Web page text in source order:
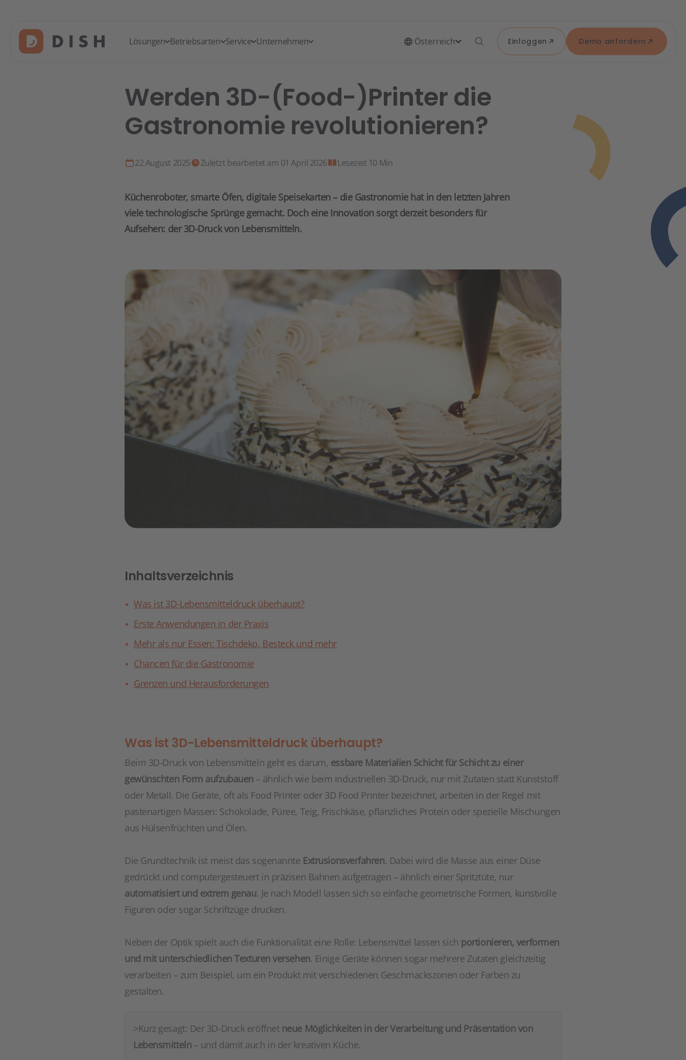
Lösungen Betriebsarten Service Unternehmen Österreich Demo anfordern
Einloggen
Werden 3D-(Food-)Printer die
Gastronomie revolutionieren?
22 August 2025 Zuletzt bearbeitet am 01 April 2026 Lesezeit 10 Min
Küchenroboter, smarte Öfen, digitale Speisekarten – die Gastronomie hat in den letzten Jahren
viele technologische Sprünge gemacht. Doch eine Innovation sorgt derzeit besonders für
Aufsehen: der 3D-Druck von Lebensmitteln.
Inhaltsverzeichnis
Was ist 3D-Lebensmitteldruck überhaupt?
Erste Anwendungen in der Praxis
Mehr als nur Essen: Tischdeko, Besteck und mehr
Chancen für die Gastronomie
Grenzen und Herausforderungen
Was ist 3D-Lebensmitteldruck überhaupt?
Beim 3D-Druck von Lebensmitteln geht es darum, essbare Materialien Schicht für Schicht zu einer
gewünschten Form aufzubauen – ähnlich wie beim industriellen 3D-Druck, nur mit Zutaten statt Kunststoff
oder Metall. Die Geräte, oft als Food Printer oder 3D Food Printer bezeichnet, arbeiten in der Regel mit
pastenartigen Massen: Schokolade, Püree, Teig, Frischkäse, pflanzliches Protein oder spezielle Mischungen
aus Hülsenfrüchten und Ölen.
Die Grundtechnik ist meist das sogenannte Extrusionsverfahren. Dabei wird die Masse aus einer Düse
gedrückt und computergesteuert in präzisen Bahnen aufgetragen – ähnlich einer Spritztüte, nur
automatisiert und extrem genau. Je nach Modell lassen sich so einfache geometrische Formen, kunstvolle
Figuren oder sogar Schriftzüge drucken.
Neben der Optik spielt auch die Funktionalität eine Rolle: Lebensmittel lassen sich portionieren, verformen
und mit unterschiedlichen Texturen versehen. Einige Geräte können sogar mehrere Zutaten gleichzeitig
verarbeiten – zum Beispiel, um ein Produkt mit verschiedenen Geschmackszonen oder Farben zu
gestalten.
>Kurz gesagt: Der 3D-Druck eröffnet neue Möglichkeiten in der Verarbeitung und Präsentation von
Lebensmitteln – und damit auch in der kreativen Küche.